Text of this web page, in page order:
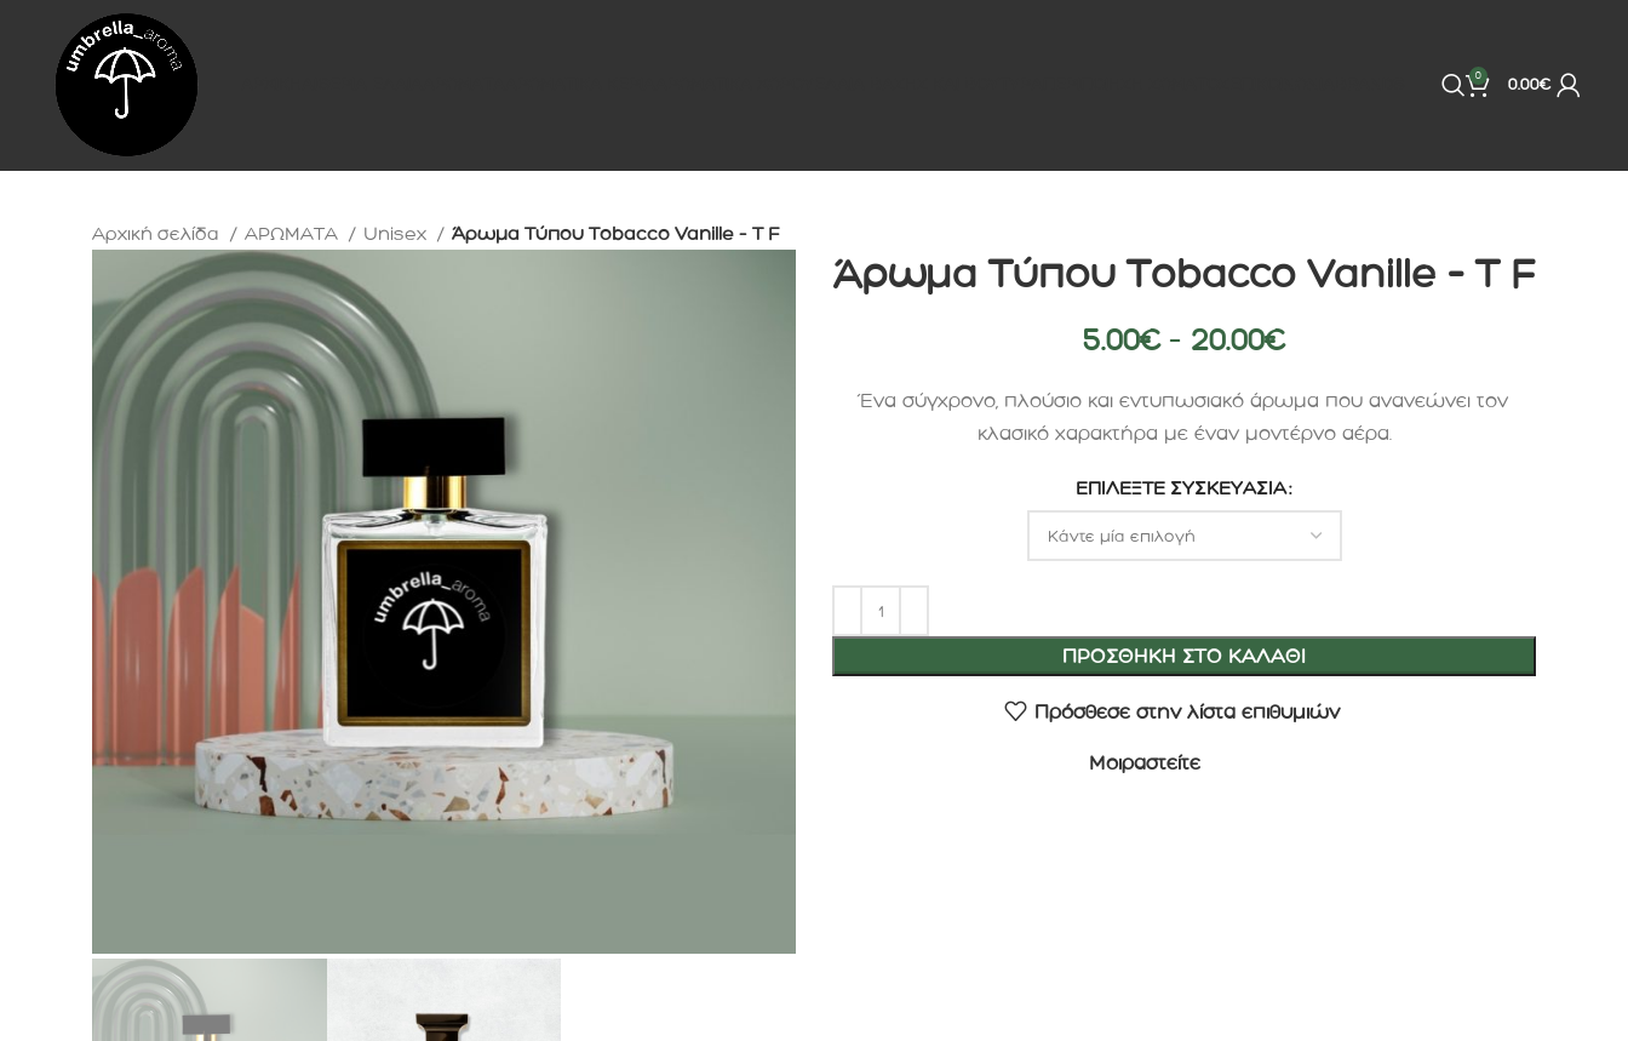
0 0.00€
Αρχική σελίδα ΑΡΩΜΑΤΑ Unisex Άρωμα Τύπου Tοbacco Vanille – T F
Άρωμα Τύπου Tοbacco Vanille – T F
5.00€ – 20.00€
Ένα σύγχρονο, πλούσιο και εντυπωσιακό άρωμα που ανανεώνει τον
κλασικό χαρακτήρα με έναν μοντέρνο αέρα.
ΕΠΙΛΈΞΤΕ ΣΥΣΚΕΥΑΣΊΑ
ΠΡΟΣΘΉΚΗ ΣΤΟ ΚΑΛΆΘΙ
Πρόσθεσε στην λίστα επιθυμιών
Μοιραστείτε